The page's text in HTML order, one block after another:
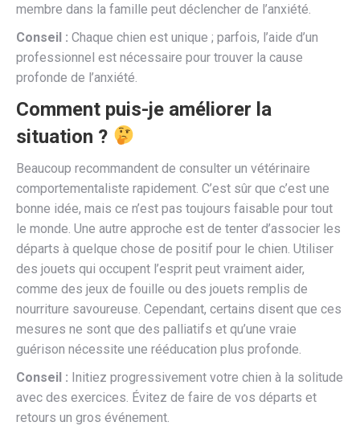
membre dans la famille peut déclencher de l’anxiété.
Conseil : Chaque chien est unique ; parfois, l’aide d’un
professionnel est nécessaire pour trouver la cause
profonde de l’anxiété.
Comment puis-je améliorer la
situation ?
Beaucoup recommandent de consulter un vétérinaire
comportementaliste rapidement. C’est sûr que c’est une
bonne idée, mais ce n’est pas toujours faisable pour tout
le monde. Une autre approche est de tenter d’associer les
départs à quelque chose de positif pour le chien. Utiliser
des jouets qui occupent l’esprit peut vraiment aider,
comme des jeux de fouille ou des jouets remplis de
nourriture savoureuse. Cependant, certains disent que ces
mesures ne sont que des palliatifs et qu’une vraie
guérison nécessite une rééducation plus profonde.
Conseil : Initiez progressivement votre chien à la solitude
avec des exercices. Évitez de faire de vos départs et
retours un gros événement.